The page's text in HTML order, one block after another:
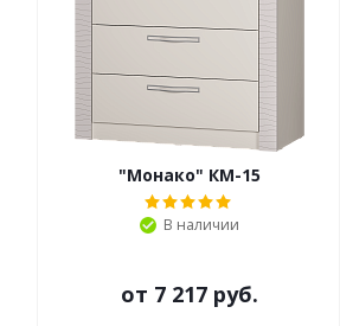
"Монако" КМ-15
В наличии
от 7 217 руб.